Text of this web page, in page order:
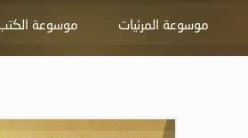
موسوعة المرئيات موسوعة